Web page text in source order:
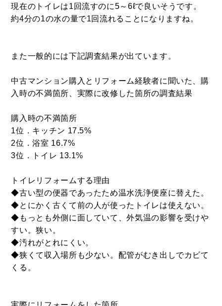
BUY 売買物件
SELL 物件の売却
DEVELOP 分譲地の紹介
現在のトイレは1回流すのに5～6ℓで良いそうです。
約4分の1の水の量で1回流れることになりますね。
また一般的には下記調査結果が出ています。
中古マンション購入とリフォーム経験者に聞いた、購
入時の不満箇所、実際に改修した箇所の調査結果
購入時の不満箇所
1位．キッチン 17.5%
2位．浴室 16.7%
3位．トイレ 13.1%
トイレリフォームする理由
◆古い型の便器であったため温水洗浄便座に替えた。
◆とにかく古くて前の人が使ったトイレは使えない。
◆もっとも外側に面していて、外気温の影響を受けや
すい。狭い。
◆汚れがとれにくい。
◆狭くて収入場所も少ない。配管がむき出しでカビて
くる。